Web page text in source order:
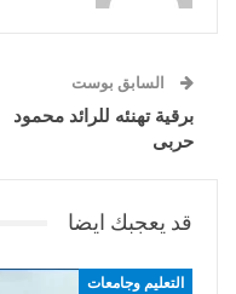
السابق بوست
برقية تهنئه للرائد محمود
حربى
قد يعجبك ايضا
التعليم وجامعات